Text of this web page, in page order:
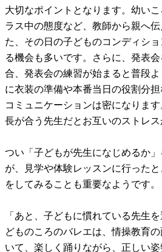
大切なポイントとなります。幼い
ラス中の態度など、教師から親へ
た、その日の子どものコンディシ
る機会も多いです。さらに、発表
合、発表会の練習が始まると普段
に衣装の準備や本番当日の役割分
コミュニケーションは密になりま
長が合う先生だとお互いのストレス
つい「子どもが先生になじめるか
が、見学や体験レッスンに行った
をしてみることも重要なようです。
「あと、子どもに慣れている先生
どものころのバレエは、情操教育
いて、楽しく踊りながら、正しい